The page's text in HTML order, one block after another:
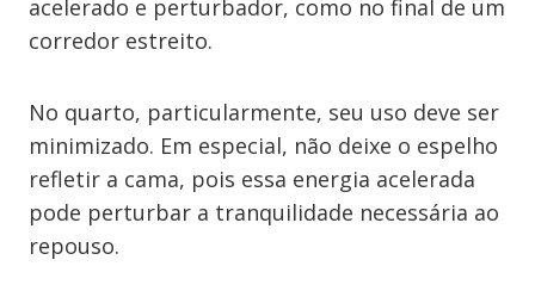
acelerado e perturbador, como no final de um
corredor estreito.
No quarto, particularmente, seu uso deve ser
minimizado. Em especial, não deixe o espelho
refletir a cama, pois essa energia acelerada
pode perturbar a tranquilidade necessária ao
repouso.